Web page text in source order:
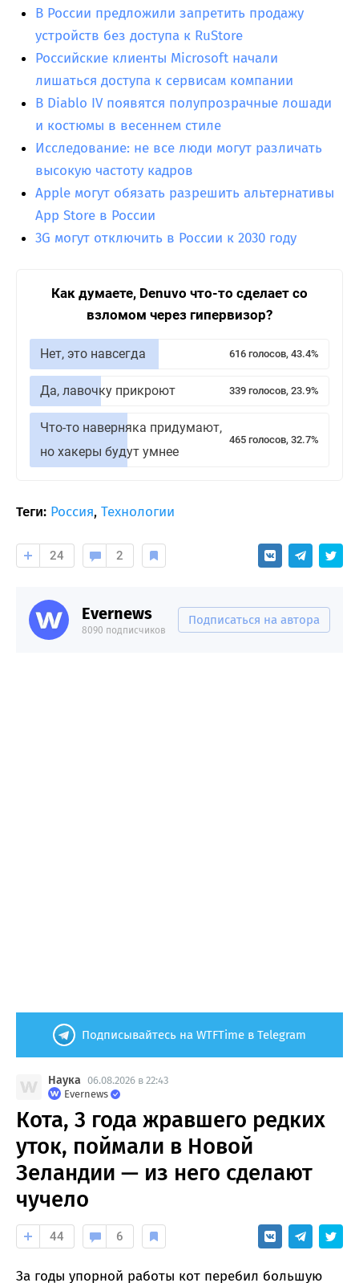
В России предложили запретить продажу
устройств без доступа к RuStore
Российские клиенты Microsoft начали
лишаться доступа к сервисам компании
В Diablo IV появятся полупрозрачные лошади
и костюмы в весеннем стиле
Исследование: не все люди могут различать
высокую частоту кадров
Apple могут обязать разрешить альтернативы
App Store в России
3G могут отключить в России к 2030 году
Как думаете, Denuvo что-то сделает со
взломом через гипервизор?
Нет, это навсегда 616 голосов, 43.4%
Да, лавочку прикроют 339 голосов, 23.9%
Что-то наверняка придумают,
но хакеры будут умнее
465 голосов, 32.7%
Теги: Россия, Технологии
24 2
Evernews
8090 подписчиков
Подписаться на автора
Подписывайтесь на WTFTime в Telegram
Наука 06.08.2026 в 22:43
Evernews
Кота, 3 года жравшего редких
уток, поймали в Новой
Зеландии — из него сделают
чучело
44 6
За годы упорной работы кот перебил большую